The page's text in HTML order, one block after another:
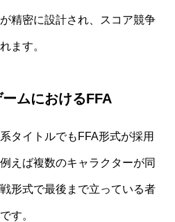
精密に設計され、スコア競争
ます。
ムにおけるFFA
タイトルでもFFA形式が採用
えば複数のキャラクターが同
形式で最後まで立っている者
す。